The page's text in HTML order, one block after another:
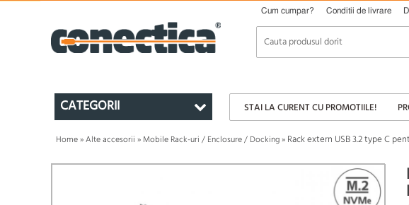
Cum cumpar? Conditii de livrare
CATEGORII STAI LA CURENT CU PROMOTIILE!
Home»Alte accesorii » Mobile Rack-uri / Enclosure / Docking» Rack extern USB 3.2 type C